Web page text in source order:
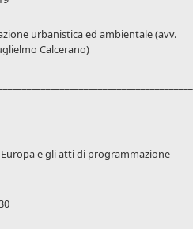
urbanistica ed ambientale (avv.
Calcerano)
e gli atti di programmazione